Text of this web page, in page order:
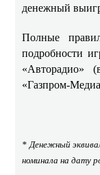
денежный
Полные
подробности
«Авторадио»
«Газпром-
* Денежный
номинала на дату